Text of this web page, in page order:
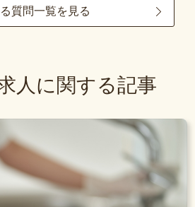
質問一覧を見る
人に関する記事